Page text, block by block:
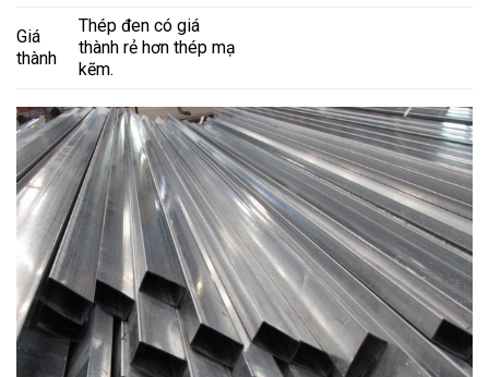
Giá
thành
Thép đen có giá
thành rẻ hơn thép mạ
kẽm.